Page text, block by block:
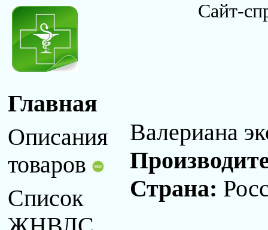
Сайт-
Главная
Описания
товаров
Список
Валериана
Страна: